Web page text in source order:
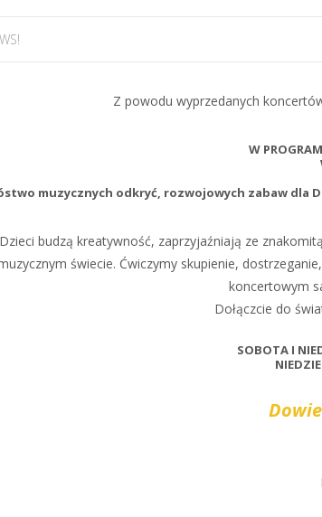
Z powodu wyprzedanych
W
muzycznych odkryć, rozwojowych zabaw dla
budzą kreatywność, zaprzyjaźniają ze
świecie. Ćwiczymy skupienie,
koncertowym
Dołączcie do
SOBOTA I